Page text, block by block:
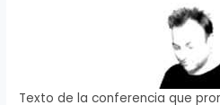
Texto de la conferencia que